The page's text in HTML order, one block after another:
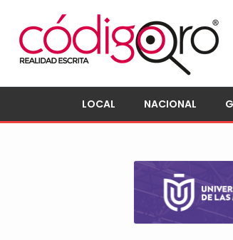
LOCAL NACIONAL